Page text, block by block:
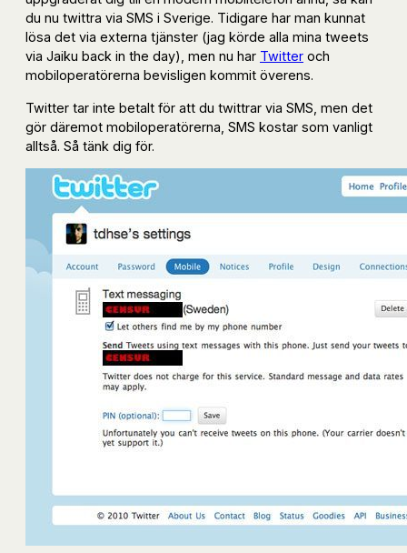
du nu twittra via SMS i Sverige. Tidigare har man kunnat
lösa det via externa tjänster (jag körde alla mina tweets
via Jaiku back in the day), men nu har Twitter och
mobiloperatörerna bevisligen kommit överens.
Twitter tar inte betalt för att du twittrar via SMS, men det
gör däremot mobiloperatörerna, SMS kostar som vanligt
alltså. Så tänk dig för.